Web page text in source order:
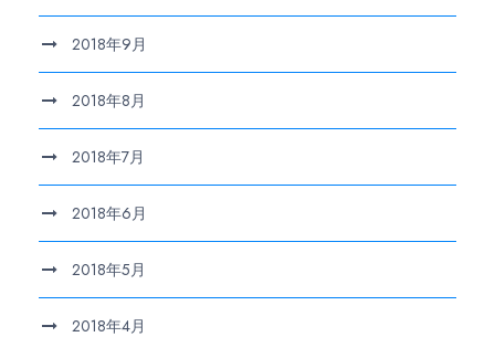
2018年9月
2018年8月
2018年7月
2018年6月
2018年5月
2018年4月